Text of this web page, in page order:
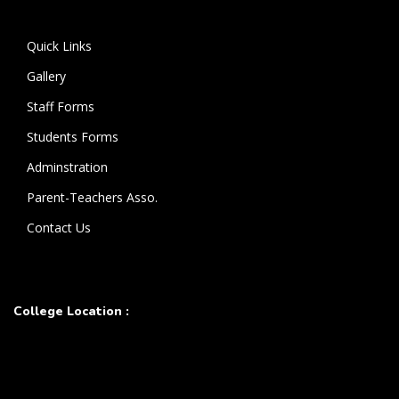
Quick Links
Gallery
Staff Forms
Students Forms
Adminstration
Parent-Teachers Asso.
Contact Us
College Location :